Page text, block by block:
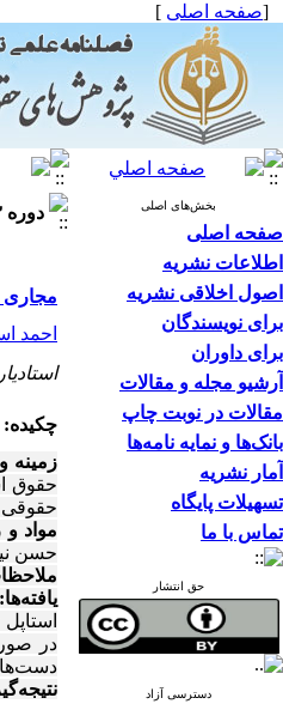
[صفحه اصلی ]
بخش‌های اصلی
صفحه اصلی
اطلاعات نشریه
اصول اخلاقی نشریه
برای نویسندگان
برای داوران
آرشیو مجله و مقالات
مقالات در نوبت چاپ
بانک‌ها و نمایه نامه‌ها
آمار نشریه
تسهیلات پایگاه
تماس با ما
حق انتشار
دسترسی آزاد
دوره ۳، شماره ۴ - ( فصلنامه پژوهش‌های حقوقی میان‌رشته‌ای ۱۴۰۱ )
مجاری
احمد
چکیده:
زمینه
حقوق
حقوقی
مواد
حسن
یافته‌ها:
در